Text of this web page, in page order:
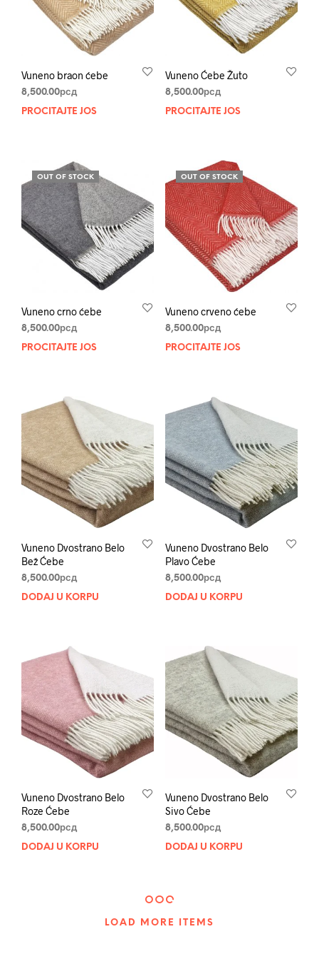
Vuneno braon ćebe
8,500.00рсд
PROČITAJTE JOŠ
Vuneno Ćebe Žuto
8,500.00рсд
PROČITAJTE JOŠ
OUT OF STOCK
Vuneno crno ćebe
8,500.00рсд
PROČITAJTE JOŠ
OUT OF STOCK
Vuneno crveno ćebe
8,500.00рсд
PROČITAJTE JOŠ
Vuneno Dvostrano Belo
Bež Ćebe
8,500.00рсд
DODAJ U KORPU
Vuneno Dvostrano Belo
Plavo Ćebe
8,500.00рсд
DODAJ U KORPU
Vuneno Dvostrano Belo
Roze Ćebe
8,500.00рсд
DODAJ U KORPU
Vuneno Dvostrano Belo
Sivo Ćebe
8,500.00рсд
DODAJ U KORPU
LOAD MORE ITEMS